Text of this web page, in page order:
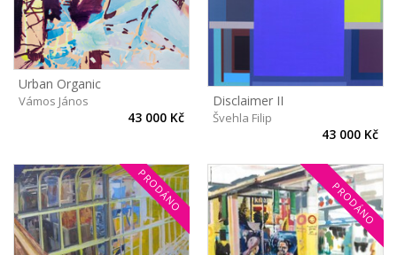
Urban Organic
Vámos János
43 000 Kč
Disclaimer II
Švehla Filip
43 000 Kč
PRODÁNO PRODÁNO